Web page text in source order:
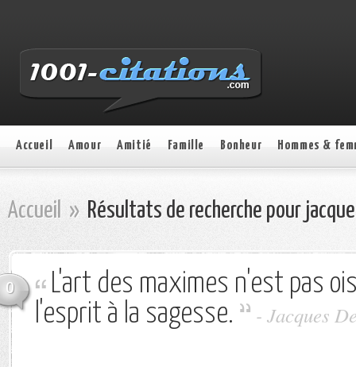
Accueil Amour Amitié Famille Bonheur Hommes &
Accueil » Résultats de recherche pour
0
L'art des maximes n'est pas
l'esprit à la sagesse.
- Jacques